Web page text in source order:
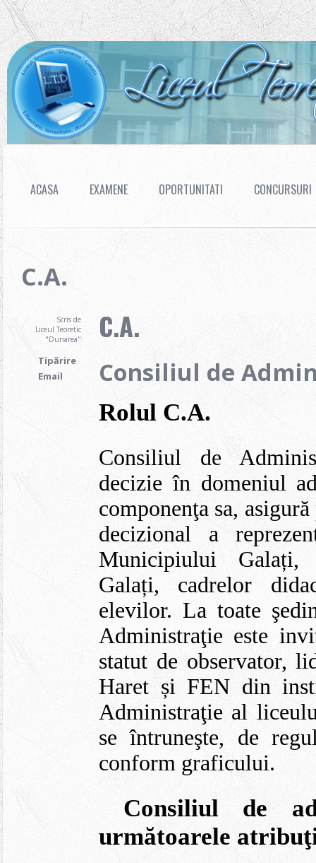
ACASA EXAMENE OPORTUNITATI CONCURSURI
C.A.
Scris de
Liceul Teoretic
"Dunarea"
Tipărire
Email
C.A.
Consiliul de
Rolul C.A.
Consiliul de
decizie în domeniul
componenţa sa,
decizional a
Municipiului
Galați, cadrelor
elevilor. La toate
Administraţie este
statut de observator,
Haret și FEN din
Administraţie al
se întruneşte, de
conform graficului.
Consiliul de
următoarele